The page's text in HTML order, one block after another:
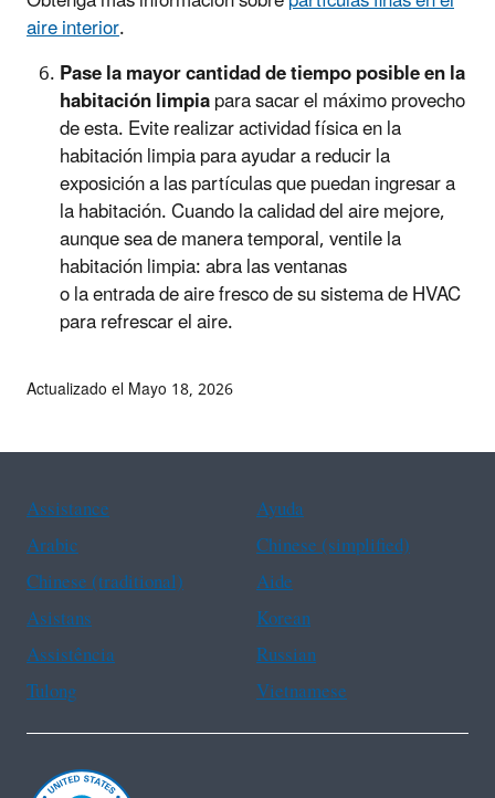
aire interior.
Pase la mayor cantidad de tiempo posible en la
habitación limpiapara sacar el máximo provecho
de esta. Evite realizar actividad física en la
habitación limpia para ayudar a reducir la
exposición a las partículas que puedan ingresar a
la habitación. Cuando la calidad del aire mejore,
aunque sea de manera temporal, ventile la
habitación limpia: abra las ventanas
o la entrada de aire fresco de su sistema de HVAC
para refrescar el aire.
Actualizado el Mayo 18, 2026
Assistance
Ayuda
Arabic
Chinese (simplified)
Chinese (traditional)
Aide
Asistans
Korean
Assistência
Russian
Tulong
Vietnamese